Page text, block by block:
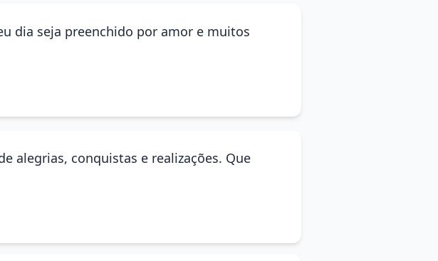
dia seja preenchido por amor e muitos
alegrias, conquistas e realizações. Que